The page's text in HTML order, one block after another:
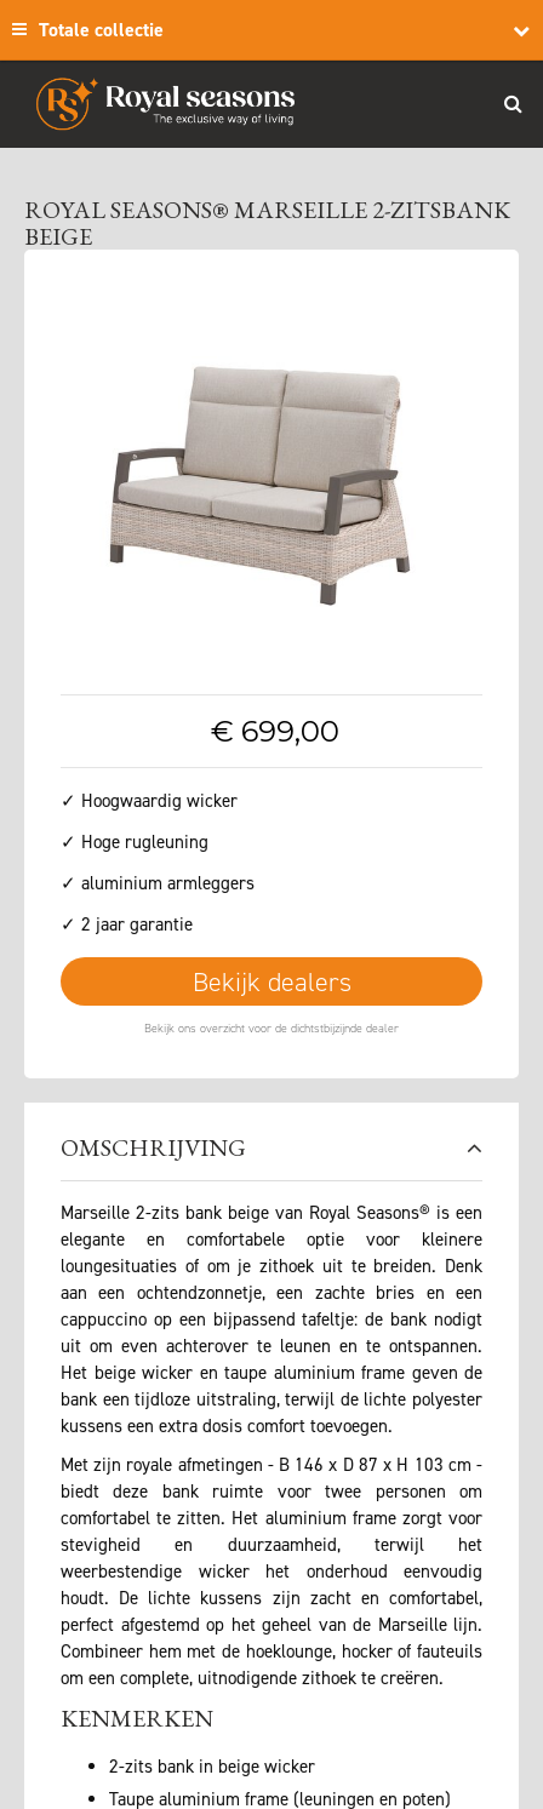
Totale collectie
ROYAL SEASONS® MARSEILLE 2-ZITSBANK
BEIGE
€ 699,00
✓ Hoogwaardig wicker
✓ Hoge rugleuning
✓ aluminium armleggers
✓ 2 jaar garantie
Bekijk dealers
OMSCHRIJVING
Marseille 2-zits bank beige van Royal Seasons® is een
elegante en comfortabele optie voor kleinere
loungesituaties of om je zithoek uit te breiden. Denk
aan een ochtendzonnetje, een zachte bries en een
cappuccino op een bijpassend tafeltje: de bank nodigt
uit om even achterover te leunen en te ontspannen.
Het beige wicker en taupe aluminium frame geven de
bank een tijdloze uitstraling, terwijl de lichte polyester
kussens een extra dosis comfort toevoegen.
Met zijn royale afmetingen - B 146 x D 87 x H 103 cm -
biedt deze bank ruimte voor twee personen om
comfortabel te zitten. Het aluminium frame zorgt voor
stevigheid en duurzaamheid, terwijl het
weerbestendige wicker het onderhoud eenvoudig
houdt. De lichte kussens zijn zacht en comfortabel,
perfect afgestemd op het geheel van de Marseille lijn.
Combineer hem met de hoeklounge, hocker of fauteuils
om een complete, uitnodigende zithoek te creëren.
KENMERKEN
2-zits bank in beige wicker
Taupe aluminium frame (leuningen en poten)